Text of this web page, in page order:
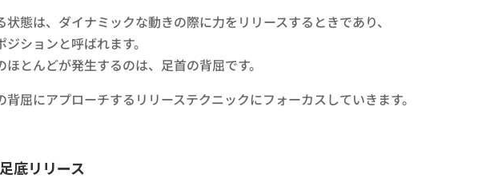
態は、ダイナミックな動きの際に力をリリースするときであり、
ションと呼ばれます。
とんどが発生するのは、足首の背屈です。
背屈にアプローチするリリーステクニックにフォーカスしていきます。
底リリース